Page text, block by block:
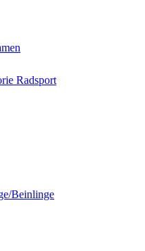
Radsport
Beinlinge
Freizeitbekleidung